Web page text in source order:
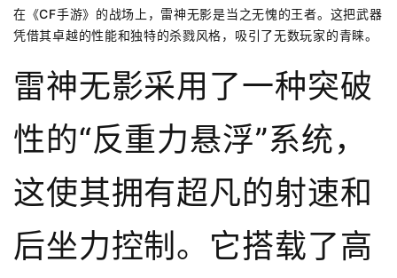
在《CF手游》的战场上，雷神无影是当之无愧的王者。这把武器
凭借其卓越的性能和独特的杀戮风格，吸引了无数玩家的青睐。
雷神无影采用了一种突破
性的“反重力悬浮”系统，
这使其拥有超凡的射速和
后坐力控制。它搭载了高